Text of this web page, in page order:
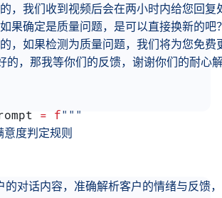
我们收到视频后会在两小时内给您回复
确定是质量问题，是可以直接换新的吧
如果检测为质量问题，我们将为您免费
，那我等你们的反馈，谢谢你们的耐心
= f"""
度判定规则
的对话内容，准确解析客户的情绪与反